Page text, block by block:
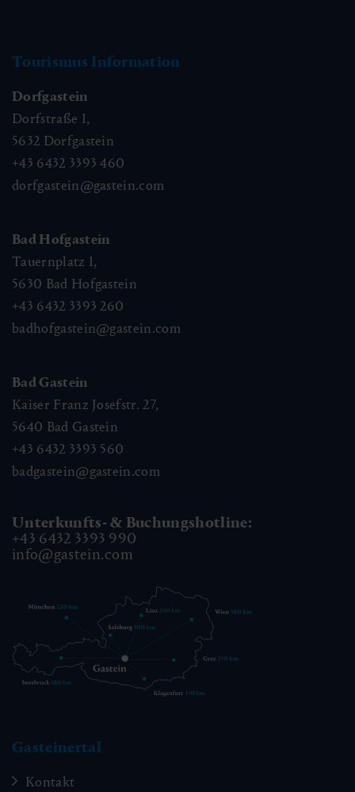
Tourismus Information
Dorfgastein
Dorfstraße 1,
5632 Dorfgastein
+43 6432 3393 460
dorfgastein@gastein.com
Bad Hofgastein
Tauernplatz 1,
5630 Bad Hofgastein
+43 6432 3393 260
badhofgastein@gastein.com
Bad Gastein
Kaiser Franz Josefstr. 27,
5640 Bad Gastein
+43 6432 3393 560
badgastein@gastein.com
Unterkunfts- & Buchungshotline:
+43 6432 3393 990
info@gastein.com
Gasteinertal
Kontakt